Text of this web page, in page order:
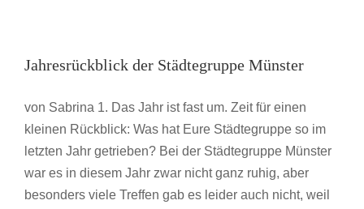
Münster
Jahresrückblick der Städtegruppe Münster
von Sabrina 1. Das Jahr ist fast um. Zeit für einen
kleinen Rückblick: Was hat Eure Städtegruppe so im
letzten Jahr getrieben? Bei der Städtegruppe Münster
war es in diesem Jahr zwar nicht ganz ruhig, aber
besonders viele Treffen gab es leider auch nicht, weil